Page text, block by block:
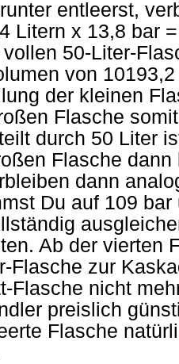
entleerst,
Litern x 13,8 bar
50-Liter-
von
der kleinen
Flasche
durch 50 Liter
Flasche
dann
Du auf 109
Ab der vierten
Flasche zur
Flasche nicht
preislich
Flasche